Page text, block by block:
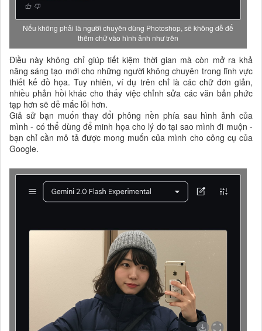
Nếu không phải là người chuyên dùng Photoshop, sẽ không dễ để
thêm chữ vào hình ảnh như trên
Điều này không chỉ giúp tiết kiệm thời gian mà còn mở ra khả
năng sáng tạo mới cho những người không chuyên trong lĩnh vực
thiết kế đồ họa. Tuy nhiên, ví dụ trên chỉ là các chữ đơn giản,
nhiều phản hồi khác cho thấy việc chỉnh sửa các văn bản phức
tạp hơn sẽ dễ mắc lỗi hơn.
Giả sử bạn muốn thay đổi phông nền phía sau hình ảnh của
mình - có thể dùng để minh họa cho lý do tại sao mình đi muộn -
bạn chỉ cần mô tả được mong muốn của mình cho công cụ của
Google.